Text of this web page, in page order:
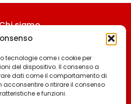
tecnologie come i cookie per
del dispositivo. Il consenso a
dati come il comportamento di
acconsentire o ritirare il consenso
e funzioni.
siamo
& Condizioni
policy
policy